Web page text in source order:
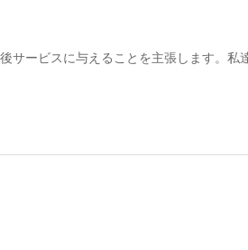
ービスに与えることを主張します。